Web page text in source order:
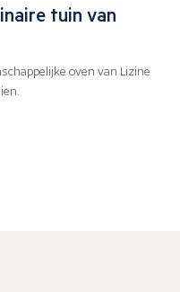
tuin van
oven van Lizine